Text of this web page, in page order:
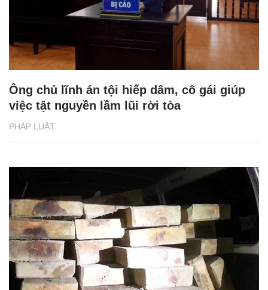
PHÁP LUẬT
Ông chủ lĩnh án tội hiếp dâm, cô gái giúp
việc tật nguyền lầm lũi rời tòa